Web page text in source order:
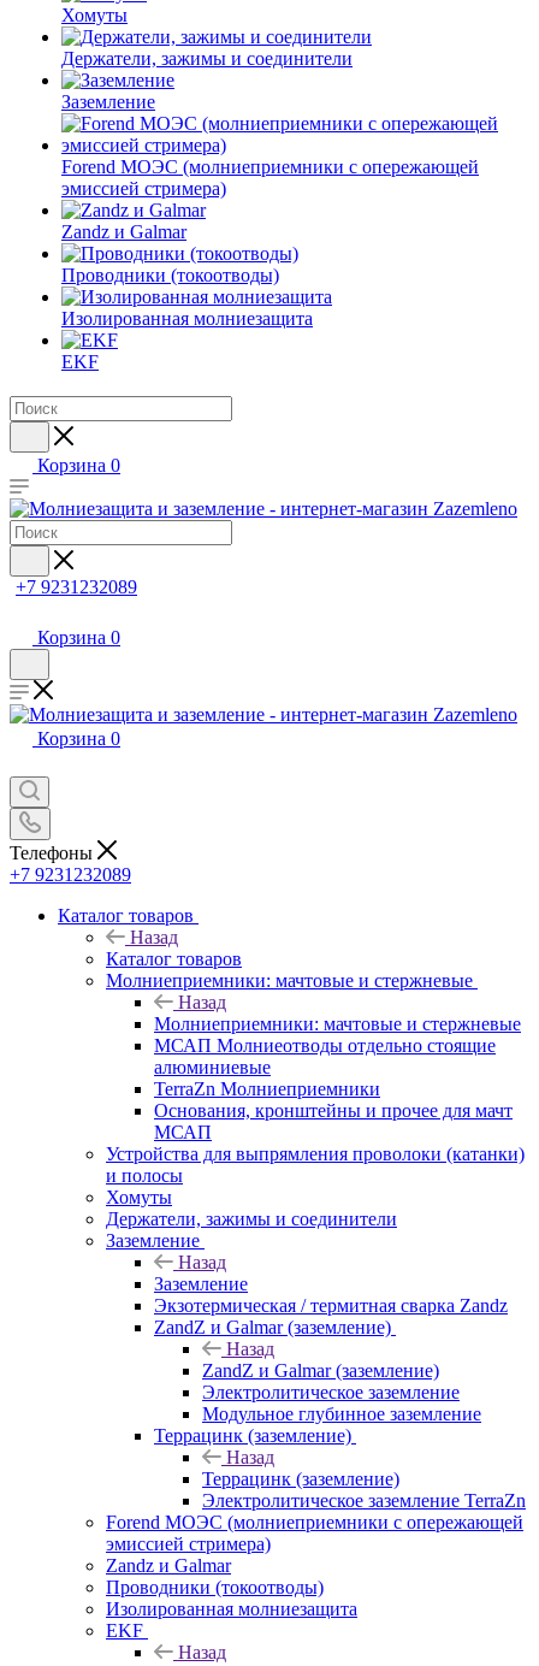
Хомуты
Держатели, зажимы и соединители
Заземление
Forend МОЭС (молниеприемники с опережающей
эмиссией стримера)
Zandz и Galmar
Проводники (токоотводы)
Изолированная молниезащита
EKF
Корзина 0
+7 9231232089
Корзина 0
Корзина 0
Телефоны
+7 9231232089
Каталог товаров
Назад
Каталог товаров
Молниеприемники: мачтовые и стержневые
Назад
Молниеприемники: мачтовые и стержневые
МСАП Молниеотводы отдельно стоящие
алюминиевые
TerraZn Молниеприемники
Основания, кронштейны и прочее для мачт
МСАП
Устройства для выпрямления проволоки (катанки)
и полосы
Хомуты
Держатели, зажимы и соединители
Заземление
Назад
Заземление
Экзотермическая / термитная сварка Zandz
ZandZ и Galmar (заземление)
Назад
ZandZ и Galmar (заземление)
Электролитическое заземление
Модульное глубинное заземление
Террацинк (заземление)
Назад
Террацинк (заземление)
Электролитическое заземление TerraZn
Forend МОЭС (молниеприемники с опережающей
эмиссией стримера)
Zandz и Galmar
Проводники (токоотводы)
Изолированная молниезащита
EKF
Назад